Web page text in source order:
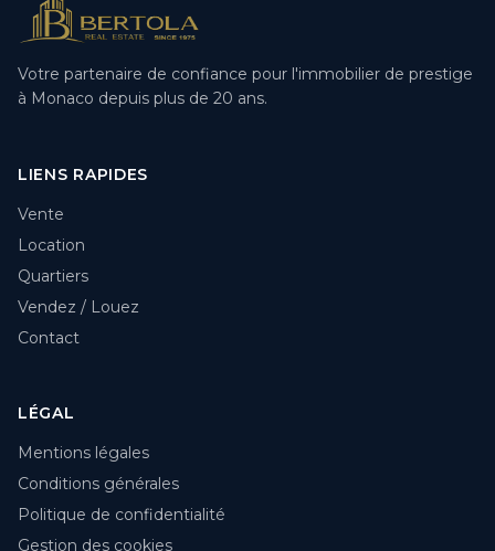
Votre partenaire de confiance pour l'immobilier de prestige
à Monaco depuis plus de 20 ans.
LIENS RAPIDES
Vente
Location
Quartiers
Vendez / Louez
Contact
LÉGAL
Mentions légales
Conditions générales
Politique de confidentialité
Gestion des cookies